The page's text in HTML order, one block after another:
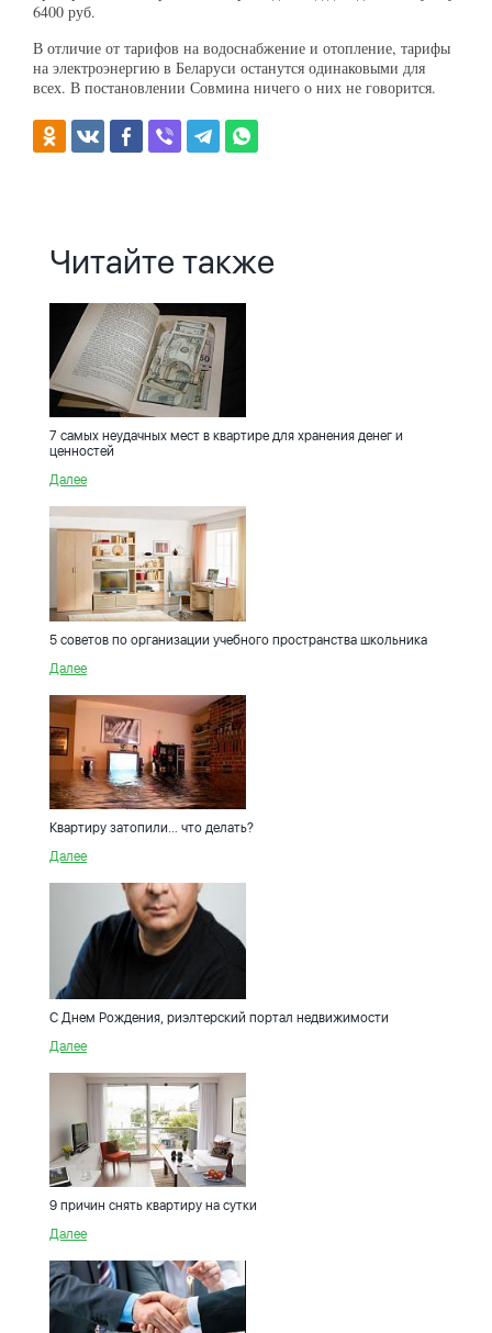
6400 руб.
В отличие от тарифов на водоснабжение и отопление, тарифы
на электроэнергию в Беларуси останутся одинаковыми для
всех. В постановлении Совмина ничего о них не говорится.
Читайте также
7 самых неудачных мест в квартире для хранения денег и
ценностей
Далее
5 советов по организации учебного пространства школьника
Далее
Квартиру затопили… что делать?
Далее
С Днем Рождения, риэлтерский портал недвижимости
Далее
9 причин снять квартиру на сутки
Далее